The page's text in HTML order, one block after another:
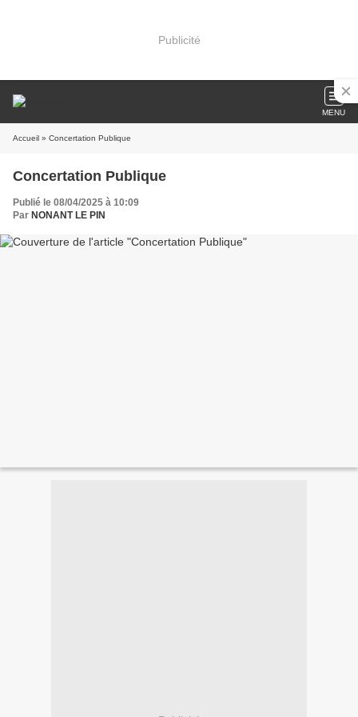
Publicité
MENU
Accueil » Concertation Publique
Concertation Publique
Publié le 08/04/2025 à 10:09
Par NONANT LE PIN